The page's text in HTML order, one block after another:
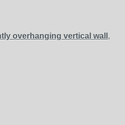
overhanging vertical wall ,